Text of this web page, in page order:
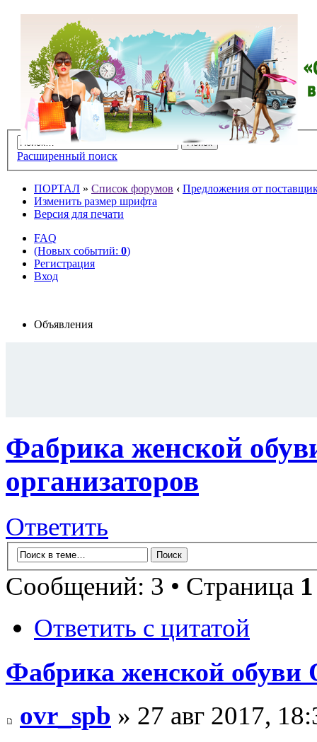
Расширенный поиск
ПОРТАЛ » Список форумов ‹ Предложения от
Изменить размер шрифта
Версия для печати
FAQ
(Новых событий: 0)
Регистрация
Вход
Объявления
Фабрика женской
организаторов
Ответить
Сообщений: 3 • Страница 1
Ответить с цитатой
Фабрика женской обуви
ovr_spb » 27 авг 2017,